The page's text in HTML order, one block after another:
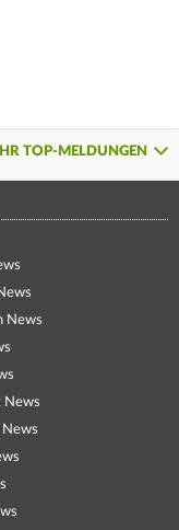
TOP-MELDUNGEN
News
News